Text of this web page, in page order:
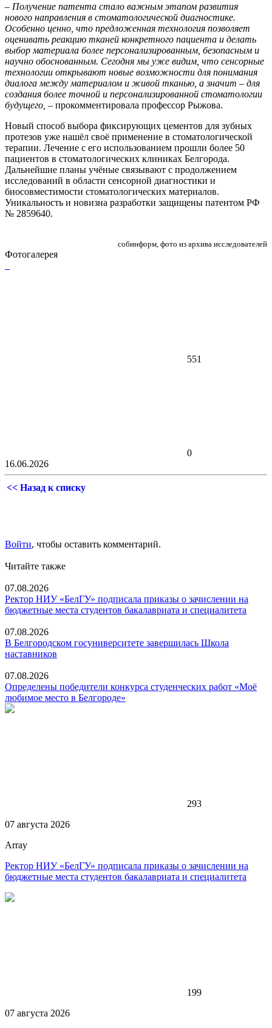
– Получение патента стало важным этапом развития
нового направления в стоматологической диагностике.
Особенно ценно, что предложенная технология позволяет
оценивать реакцию тканей конкретного пациента и делать
выбор материала более персонализированным, безопасным и
научно обоснованным. Сегодня мы уже видим, что сенсорные
технологии открывают новые возможности для понимания
диалога между материалом и живой тканью, а значит – для
создания более точной и персонализированной стоматологии
будущего, – прокомментировала профессор Рыжова.
Новый способ выбора фиксирующих цементов для зубных
протезов уже нашёл своё применение в стоматологической
терапии. Лечение с его использованием прошли более 50
пациентов в стоматологических клиниках Белгорода.
Дальнейшие планы учёные связывают с продолжением
исследований в области сенсорной диагностики и
биосовместимости стоматологических материалов.
Уникальность и новизна разработки защищены патентом РФ
№ 2859640.
собинформ, фото из архива исследователей
Фотогалерея
551
0
16.06.2026
<< Назад к списку
Войти, чтобы оставить комментарий.
Читайте также
07.08.2026
Ректор НИУ «БелГУ» подписала приказы о зачислении на
бюджетные места студентов бакалавриата и специалитета
07.08.2026
В Белгородском госуниверситете завершилась Школа
наставников
07.08.2026
Определены победители конкурса студенческих работ «Моё
любимое место в Белгороде»
293
07 августа 2026
Array
Ректор НИУ «БелГУ» подписала приказы о зачислении на
бюджетные места студентов бакалавриата и специалитета
199
07 августа 2026